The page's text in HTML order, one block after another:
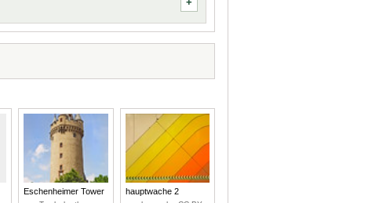
Eschenheimer Tower hauptwache 2